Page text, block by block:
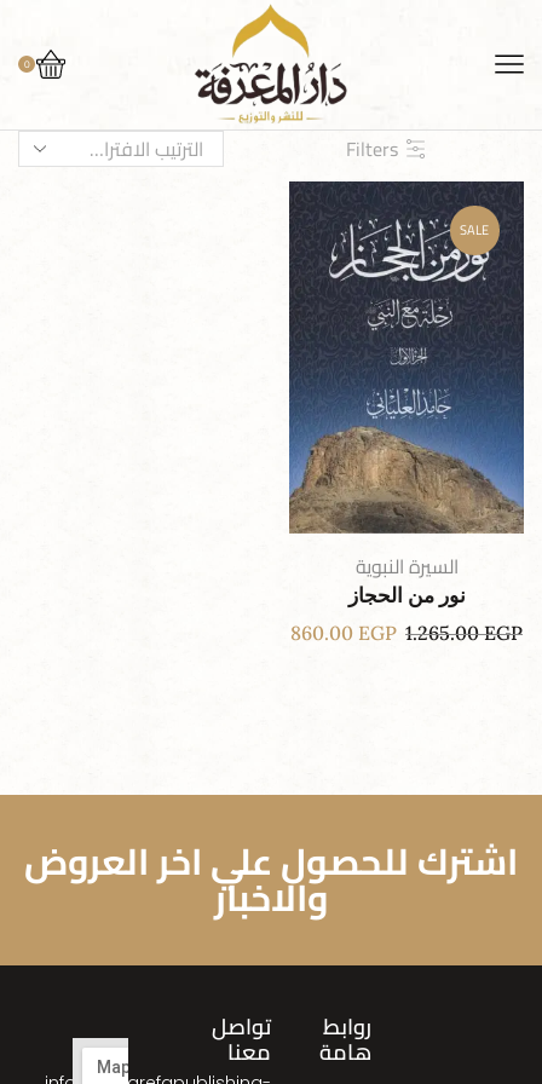
0
Filters
SALE
السيرة النبوية
نور من الحجاز
1.265.00EGP
860.00 EGP
اشترك للحصول علي اخر العروض
والاخبار
روابط
هامة
تواصل
معنا